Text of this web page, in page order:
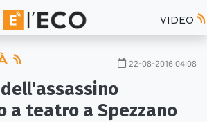
VIDEO
22-08-2016 04:08
a teatro a Spezzano